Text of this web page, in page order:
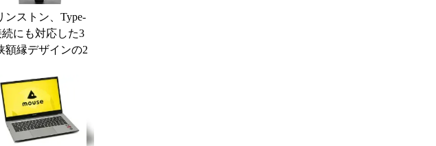
ンストン、Type-
続にも対応した3
額縁デザインの2
レイ